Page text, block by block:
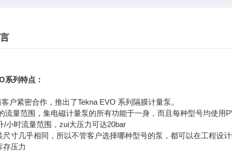
系列特点：
户紧密合作，推出了Tekna EVO 系列隔膜计量泵。
流量范围，集电磁计量泵的所有功能于一身，而且每种型号均使用
/小时流量范围，zui大压力可达20bar
寸几乎相同，所以不管客户选择哪种型号的泵，都可以在工程设
存压力